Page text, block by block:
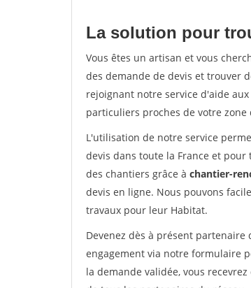
La solution pour
Vous êtes un artisan et vous
des demande de devis et trouver
rejoignant notre service d'aide
particuliers proches de votre
L'utilisation de notre service
devis dans toute la France et
des chantiers grâce à chantier-
devis en ligne. Nous pouvons
travaux pour leur Habitat.
Devenez dès à présent partenaire
engagement via notre formulaire
la demande validée, vous